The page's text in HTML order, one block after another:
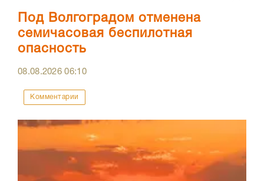
Под Волгоградом отменена
семичасовая беспилотная
опасность
08.08.202606:10
Комментарии